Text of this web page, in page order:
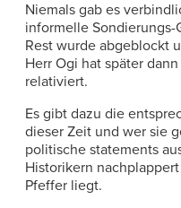
Niemals gab es
informelle Sondierungs-
Rest wurde abgeblockt
Herr Ogi hat später
relativiert.
Es gibt dazu die
dieser Zeit und wer sie
politische statements
Historikern
Pfeffer liegt.